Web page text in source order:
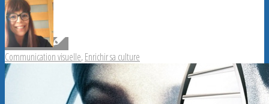
Communication visuelle,Enrichir sa culture